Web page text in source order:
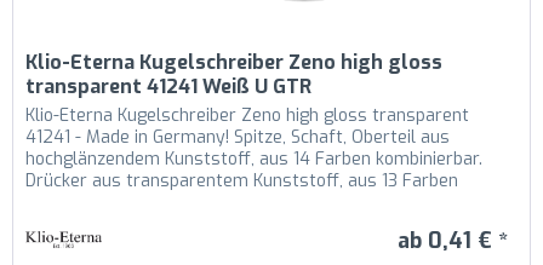
Klio-Eterna Kugelschreiber Zeno high gloss
transparent 41241 Weiß U GTR
Klio-Eterna Kugelschreiber Zeno high gloss transparent
41241 - Made in Germany! Spitze, Schaft, Oberteil aus
hochglänzendem Kunststoff, aus 14 Farben kombinierbar.
Drücker aus transparentem Kunststoff, aus 13 Farben
ab 0,41 € *